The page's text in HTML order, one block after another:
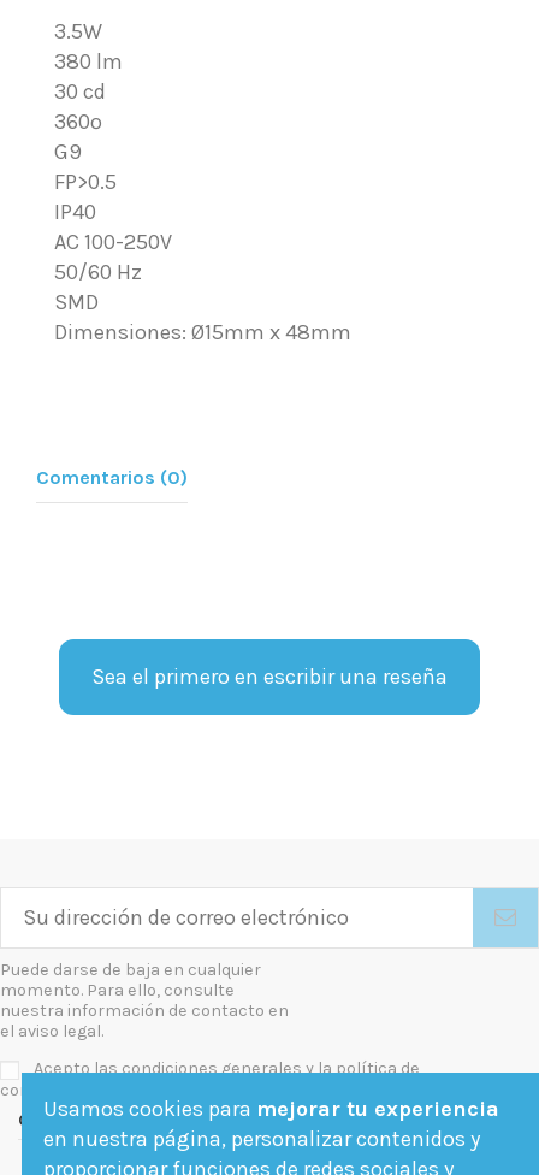
3.5W
380 lm
30 cd
360º
G9
FP>0.5
IP40
AC 100-250V
50/60 Hz
SMD
Dimensiones: Ø15mm x 48mm
Comentarios (0)
Sea el primero en escribir una reseña
Puede darse de baja en cualquier
momento. Para ello, consulte
nuestra información de contacto en
el aviso legal.
Acepto las condiciones generales y la política de
confidencialidad
Contact us
Usamos cookies para mejorar tu experiencia
en nuestra página, personalizar contenidos y
proporcionar funciones de redes sociales y